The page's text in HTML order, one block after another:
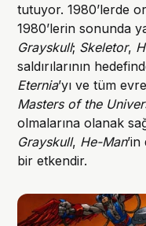
tutuyor. 1980’lerde
1980’lerin sonunda
Grayskull; Skeletor,
saldırılarının
Eternia’yı ve tüm
Masters of the
olmalarına olanak
Grayskull, He-Man
bir etkendir.